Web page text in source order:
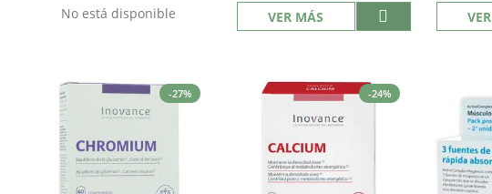
No está disponible VER MÁS
-27% -24%